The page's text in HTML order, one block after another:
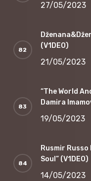
27/05/2023
(V1DEO)
21/05/2023
“The World
Damira
19/05/2023
Rusmir
Soul” (V1DEO)
14/05/2023